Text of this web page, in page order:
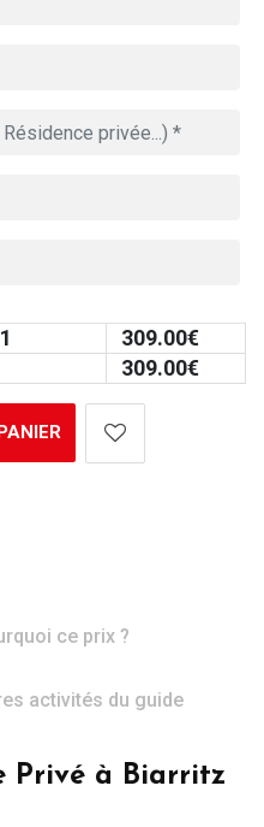
309.00€
309.00€
ce prix ?
activités du guide
Privé à Biarritz